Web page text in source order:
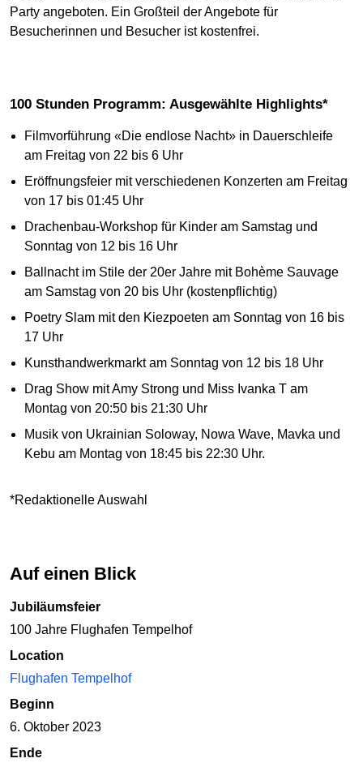
Party angeboten. Ein Großteil der Angebote für
Besucherinnen und Besucher ist kostenfrei.
100 Stunden Programm: Ausgewählte Highlights*
Filmvorführung «Die endlose Nacht» in Dauerschleife
am Freitag von 22 bis 6 Uhr
Eröffnungsfeier mit verschiedenen Konzerten am Freitag
von 17 bis 01:45 Uhr
Drachenbau-Workshop für Kinder am Samstag und
Sonntag von 12 bis 16 Uhr
Ballnacht im Stile der 20er Jahre mit Bohème Sauvage
am Samstag von 20 bis Uhr (kostenpflichtig)
Poetry Slam mit den Kiezpoeten am Sonntag von 16 bis
17 Uhr
Kunsthandwerkmarkt am Sonntag von 12 bis 18 Uhr
Drag Show mit Amy Strong und Miss Ivanka T am
Montag von 20:50 bis 21:30 Uhr
Musik von Ukrainian Soloway, Nowa Wave, Mavka und
Kebu am Montag von 18:45 bis 22:30 Uhr.
*Redaktionelle Auswahl
Auf einen Blick
Jubiläumsfeier
100 Jahre Flughafen Tempelhof
Location
Flughafen Tempelhof
Beginn
6. Oktober 2023
Ende